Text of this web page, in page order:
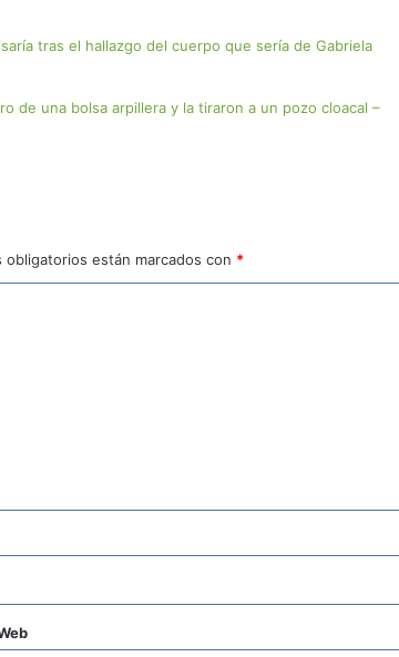
tras el hallazgo del cuerpo que sería de Gabriela
de una bolsa arpillera y la tiraron a un pozo cloacal –
obligatorios están marcados con *